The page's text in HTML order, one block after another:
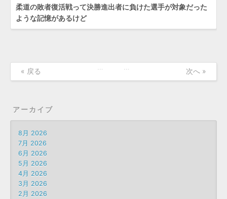
柔道の敗者復活戦って決勝進出者に負けた選手が対象だった
ような記憶があるけど
« 戻る 次へ »
アーカイブ
8月 2026
7月 2026
6月 2026
5月 2026
4月 2026
3月 2026
2月 2026